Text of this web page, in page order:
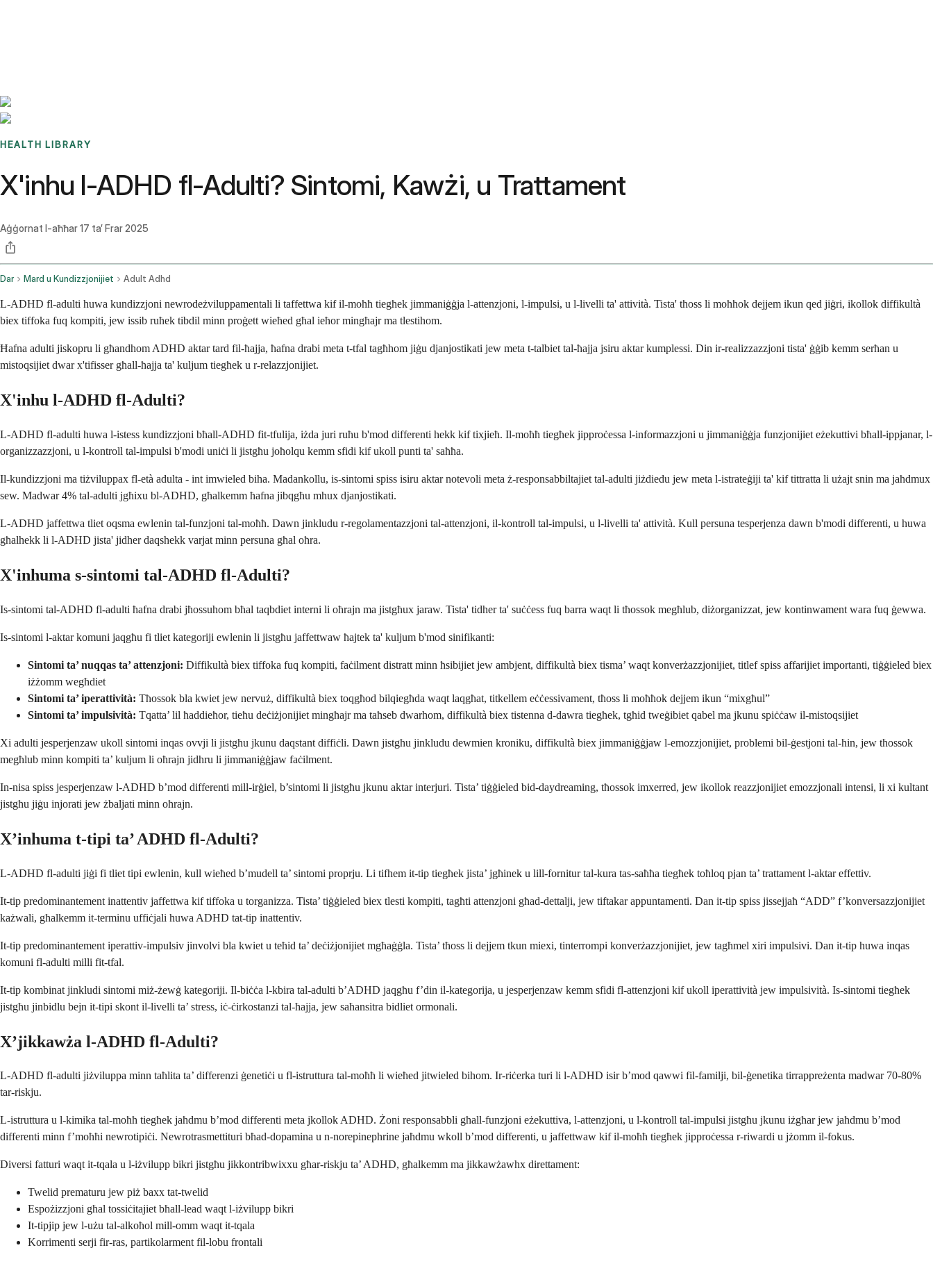
HEALTH LIBRARY
X'inhu l-ADHD fl-Adulti? Sintomi, Kawżi, u Trattament
Aġġornat l-aħħar17 ta’ Frar 2025
Dar Mard u Kundizzjonijiet Adult Adhd
L-ADHD fl-adulti huwa kundizzjoni newrodeżviluppamentali li taffettwa kif il-moħħ tiegħek jimmaniġġja l-attenzjoni, l-impulsi, u l-livelli ta' attività. Tista' tħoss li moħħok dejjem ikun qed jiġri, ikollok diffikultà
biex tiffoka fuq kompiti, jew issib ruħek tibdil minn proġett wieħed għal ieħor mingħajr ma tlestihom.
Ħafna adulti jiskopru li għandhom ADHD aktar tard fil-ħajja, ħafna drabi meta t-tfal tagħhom jiġu djanjostikati jew meta t-talbiet tal-ħajja jsiru aktar kumplessi. Din ir-realizzazzjoni tista' ġġib kemm serħan u
mistoqsijiet dwar x'tifisser għall-ħajja ta' kuljum tiegħek u r-relazzjonijiet.
X'inhu l-ADHD fl-Adulti?
L-ADHD fl-adulti huwa l-istess kundizzjoni bħall-ADHD fit-tfulija, iżda juri ruħu b'mod differenti hekk kif tixjieħ. Il-moħħ tiegħek jipproċessa l-informazzjoni u jimmaniġġja funzjonijiet eżekuttivi bħall-ippjanar, l-
organizzazzjoni, u l-kontroll tal-impulsi b'modi uniċi li jistgħu joħolqu kemm sfidi kif ukoll punti ta' saħħa.
Il-kundizzjoni ma tiżviluppax fl-età adulta - int imwieled biha. Madankollu, is-sintomi spiss isiru aktar notevoli meta ż-responsabbiltajiet tal-adulti jiżdiedu jew meta l-istrateġiji ta' kif tittratta li użajt snin ma jaħdmux
sew. Madwar 4% tal-adulti jgħixu bl-ADHD, għalkemm ħafna jibqgħu mhux djanjostikati.
L-ADHD jaffettwa tliet oqsma ewlenin tal-funzjoni tal-moħħ. Dawn jinkludu r-regolamentazzjoni tal-attenzjoni, il-kontroll tal-impulsi, u l-livelli ta' attività. Kull persuna tesperjenza dawn b'modi differenti, u huwa
għalhekk li l-ADHD jista' jidher daqshekk varjat minn persuna għal oħra.
X'inhuma s-sintomi tal-ADHD fl-Adulti?
Is-sintomi tal-ADHD fl-adulti ħafna drabi jħossuhom bħal taqbdiet interni li oħrajn ma jistgħux jaraw. Tista' tidher ta' suċċess fuq barra waqt li tħossok megħlub, diżorganizzat, jew kontinwament wara fuq ġewwa.
Is-sintomi l-aktar komuni jaqgħu fi tliet kategoriji ewlenin li jistgħu jaffettwaw ħajtek ta' kuljum b'mod sinifikanti:
Sintomi ta’ nuqqas ta’ attenzjoni: Diffikultà biex tiffoka fuq kompiti, faċilment distratt minn ħsibijiet jew ambjent, diffikultà biex tisma’ waqt konverżazzjonijiet, titlef spiss affarijiet importanti, tiġġieled biex
iżżomm wegħdiet
Sintomi ta’ iperattività: Tħossok bla kwiet jew nervuż, diffikultà biex toqgħod bilqiegħda waqt laqgħat, titkellem eċċessivament, tħoss li moħħok dejjem ikun “mixgħul”
Sintomi ta’ impulsività: Tqatta’ lil ħaddieħor, tieħu deċiżjonijiet mingħajr ma taħseb dwarhom, diffikultà biex tistenna d-dawra tiegħek, tgħid tweġibiet qabel ma jkunu spiċċaw il-mistoqsijiet
Xi adulti jesperjenzaw ukoll sintomi inqas ovvji li jistgħu jkunu daqstant diffiċli. Dawn jistgħu jinkludu dewmien kroniku, diffikultà biex jimmaniġġjaw l-emozzjonijiet, problemi bil-ġestjoni tal-ħin, jew tħossok
megħlub minn kompiti ta’ kuljum li oħrajn jidhru li jimmaniġġjaw faċilment.
In-nisa spiss jesperjenzaw l-ADHD b’mod differenti mill-irġiel, b’sintomi li jistgħu jkunu aktar interjuri. Tista’ tiġġieled bid-daydreaming, tħossok imxerred, jew ikollok reazzjonijiet emozzjonali intensi, li xi kultant
jistgħu jiġu injorati jew żbaljati minn oħrajn.
X’inhuma t-tipi ta’ ADHD fl-Adulti?
L-ADHD fl-adulti jiġi fi tliet tipi ewlenin, kull wieħed b’mudell ta’ sintomi proprju. Li tifhem it-tip tiegħek jista’ jgħinek u lill-fornitur tal-kura tas-saħħa tiegħek toħloq pjan ta’ trattament l-aktar effettiv.
It-tip predominantement inattentiv jaffettwa kif tiffoka u torganizza. Tista’ tiġġieled biex tlesti kompiti, tagħti attenzjoni għad-dettalji, jew tiftakar appuntamenti. Dan it-tip spiss jissejjaħ “ADD” f’konversazzjonijiet
każwali, għalkemm it-terminu uffiċjali huwa ADHD tat-tip inattentiv.
It-tip predominantement iperattiv-impulsiv jinvolvi bla kwiet u teħid ta’ deċiżjonijiet mgħaġġla. Tista’ tħoss li dejjem tkun miexi, tinterrompi konverżazzjonijiet, jew tagħmel xiri impulsivi. Dan it-tip huwa inqas
komuni fl-adulti milli fit-tfal.
It-tip kombinat jinkludi sintomi miż-żewġ kategoriji. Il-biċċa l-kbira tal-adulti b’ADHD jaqgħu f’din il-kategorija, u jesperjenzaw kemm sfidi fl-attenzjoni kif ukoll iperattività jew impulsività. Is-sintomi tiegħek
jistgħu jinbidlu bejn it-tipi skont il-livelli ta’ stress, iċ-ċirkostanzi tal-ħajja, jew saħansitra bidliet ormonali.
X’jikkawża l-ADHD fl-Adulti?
L-ADHD fl-adulti jiżviluppa minn taħlita ta’ differenzi ġenetiċi u fl-istruttura tal-moħħ li wieħed jitwieled bihom. Ir-riċerka turi li l-ADHD isir b’mod qawwi fil-familji, bil-ġenetika tirrappreżenta madwar 70-80%
tar-riskju.
L-istruttura u l-kimika tal-moħħ tiegħek jaħdmu b’mod differenti meta jkollok ADHD. Żoni responsabbli għall-funzjoni eżekuttiva, l-attenzjoni, u l-kontroll tal-impulsi jistgħu jkunu iżgħar jew jaħdmu b’mod
differenti minn f’moħħi newrotipiċi. Newrotrasmettituri bħad-dopamina u n-norepinephrine jaħdmu wkoll b’mod differenti, u jaffettwaw kif il-moħħ tiegħek jipproċessa r-riwardi u jżomm il-fokus.
Diversi fatturi waqt it-tqala u l-iżvilupp bikri jistgħu jikkontribwixxu għar-riskju ta’ ADHD, għalkemm ma jikkawżawhx direttament:
Twelid prematuru jew piż baxx tat-twelid
Espożizzjoni għal tossiċitajiet bħall-lead waqt l-iżvilupp bikri
It-tipjip jew l-użu tal-alkoħol mill-omm waqt it-tqala
Korrimenti serji fir-ras, partikolarment fil-lobu frontali